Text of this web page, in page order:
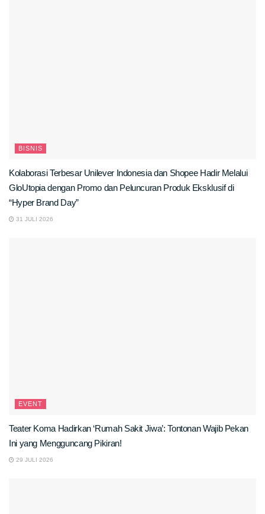
BISNIS
Kolaborasi Terbesar Unilever Indonesia dan Shopee Hadir Melalui
GloUtopia dengan Promo dan Peluncuran Produk Eksklusif di
“Hyper Brand Day”
31 JULI 2026
EVENT
Teater Koma Hadirkan ‘Rumah Sakit Jiwa’: Tontonan Wajib Pekan
Ini yang Mengguncang Pikiran!
29 JULI 2026